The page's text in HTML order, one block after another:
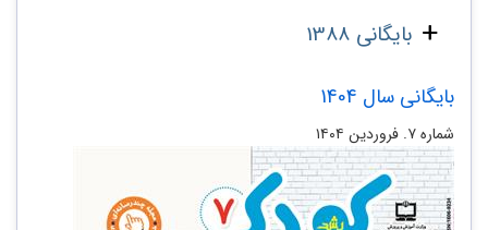
بایگانی 1388
بایگانی سال 1404
شماره ۷. فروردین ۱۴۰۴